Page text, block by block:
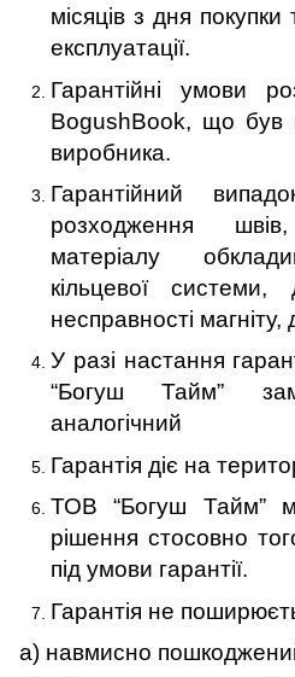
місяців з дня покупки
експлуатації.
Гарантійні умови
BogushBook, що був
виробника.
Гарантійний
розходження
матеріалу
кільцевої системи,
несправності
У разі настання
“Богуш Тайм”
аналогічний
Гарантія діє на
ТОВ “Богуш Тайм”
рішення стосовно
під умови гарантії.
Гарантія не
а) навмисно